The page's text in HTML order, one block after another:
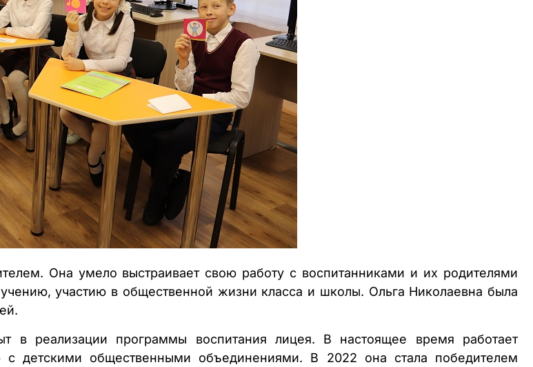
Она умело выстраивает свою работу с воспитанниками и их родителями
участию в общественной жизни класса и школы. Ольга Николаевна была
в реализации программы воспитания лицея. В настоящее время работает
с детскими общественными объединениями. В 2022 она стала победителем